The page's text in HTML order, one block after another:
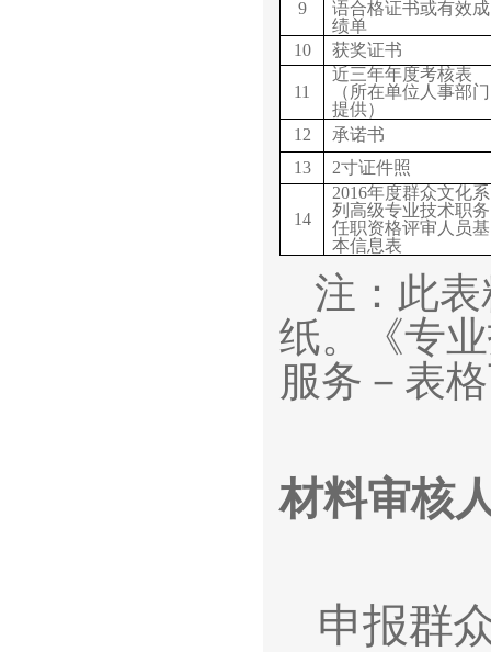
9
语合格证书或有效成
绩单
10
获奖证书
11
近三年年度考核表
（所在单位人事部门
提供）
12
承诺书
13
2寸证件照
14
2016年度群众文化系
列高级专业技术职务
任职资格评审人员基
本信息表
注：此
纸。《专
服务－表
材料审
申报群